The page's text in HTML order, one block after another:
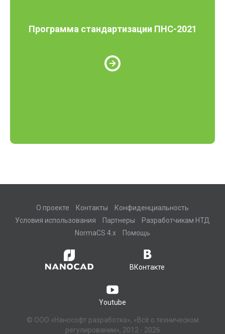
Программа стандартизации ПНС-2021
О проекте Контакты
Конфиденциальность
Условия использования
Партнеры
Разработчикам НТД
NormaCS 4.x
Помощь
ВКонтакте
Youtube
© ООО «Нанософт разработка», «Всё о техническом
регулировании», 2012 - 2026